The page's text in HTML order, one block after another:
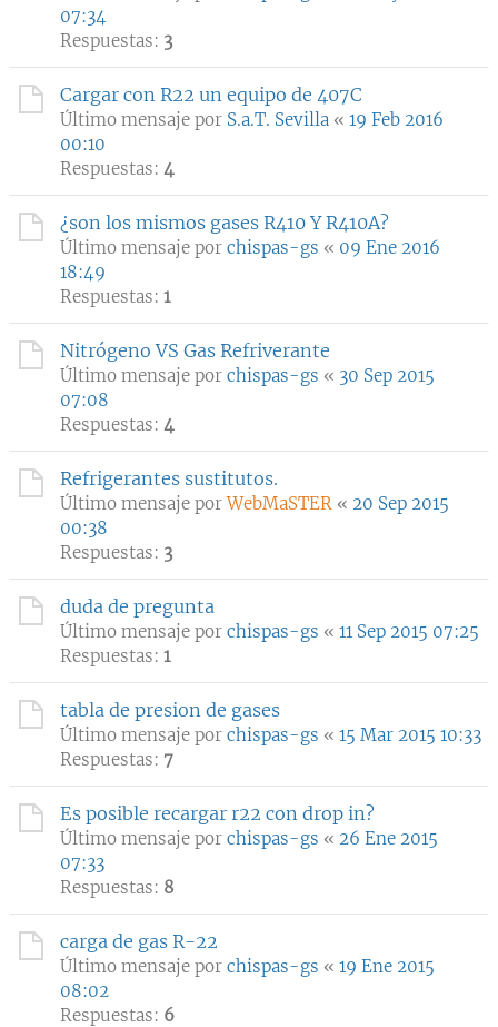
07:34
Respuestas: 3
Cargar con R22 un equipo de 407C
Último mensaje por S.a.T. Sevilla « 19 Feb 2016
00:10
Respuestas: 4
¿son los mismos gases R410 Y R410A?
Último mensaje por chispas-gs « 09 Ene 2016
18:49
Respuestas: 1
Nitrógeno VS Gas Refriverante
Último mensaje por chispas-gs « 30 Sep 2015
07:08
Respuestas: 4
Refrigerantes sustitutos.
Último mensaje porWebMaSTER « 20 Sep 2015
00:38
Respuestas: 3
duda de pregunta
Último mensaje por chispas-gs « 11 Sep 2015 07:25
Respuestas: 1
tabla de presion de gases
Último mensaje por chispas-gs « 15 Mar 2015 10:33
Respuestas: 7
Es posible recargar r22 con drop in?
Último mensaje por chispas-gs « 26 Ene 2015
07:33
Respuestas: 8
carga de gas R-22
Último mensaje por chispas-gs « 19 Ene 2015
08:02
Respuestas: 6